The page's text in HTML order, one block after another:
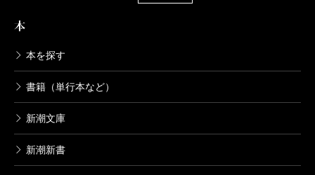
本
本を探す
書籍（単行本など）
新潮文庫
新潮新書